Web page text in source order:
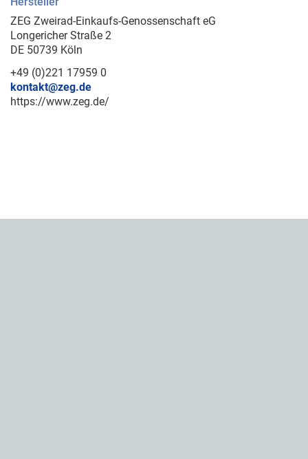
ZEG Zweirad-Einkaufs-Genossenschaft eG
Longericher Straße 2
DE 50739 Köln
+49 (0)221 17959 0
kontakt@zeg.de
https://www.zeg.de/